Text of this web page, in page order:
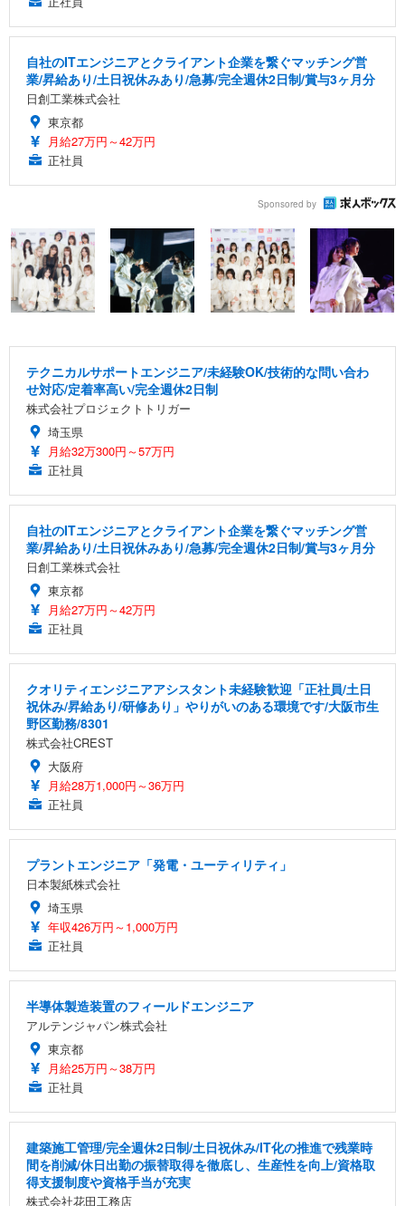
自社のITエンジニアとクライアント企業を繋ぐマッチング営
業/昇給あり/土日祝休みあり/急募/完全週休2日制/賞与3ヶ月分
日創工業株式会社
東京都
月給27万円～42万円
正社員
Sponsored by
テクニカルサポートエンジニア/未経験OK/技術的な問い合わ
せ対応/定着率高い/完全週休2日制
株式会社プロジェクトトリガー
埼玉県
月給32万300円～57万円
正社員
自社のITエンジニアとクライアント企業を繋ぐマッチング営
業/昇給あり/土日祝休みあり/急募/完全週休2日制/賞与3ヶ月分
日創工業株式会社
東京都
月給27万円～42万円
正社員
クオリティエンジニアアシスタント未経験歓迎「正社員/土日
祝休み/昇給あり/研修あり」やりがいのある環境です/大阪市生
野区勤務/8301
株式会社CREST
大阪府
月給28万1,000円～36万円
正社員
プラントエンジニア「発電・ユーティリティ」
日本製紙株式会社
埼玉県
年収426万円～1,000万円
正社員
半導体製造装置のフィールドエンジニア
アルテンジャパン株式会社
東京都
月給25万円～38万円
正社員
建築施工管理/完全週休2日制/土日祝休み/IT化の推進で残業時
間を削減/休日出勤の振替取得を徹底し、生産性を向上/資格取
得支援制度や資格手当が充実
株式会社花田工務店